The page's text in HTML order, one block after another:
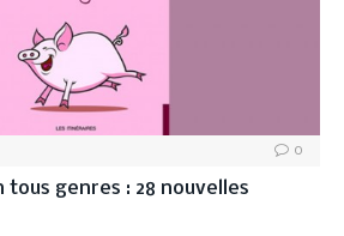
0
tous genres : 28 nouvelles